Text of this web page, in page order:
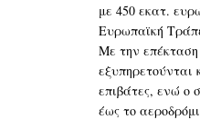
με 450 εκατ.
Ευρωπαϊκή
Με την
επιβάτες, ενώ ο
έως το